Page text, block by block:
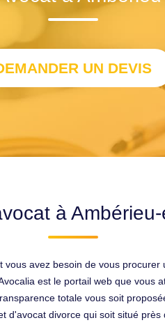
UN DEVIS
à
avez besoin de vous
est le portail web que vous
totale vous soit
divorce qui soit situé